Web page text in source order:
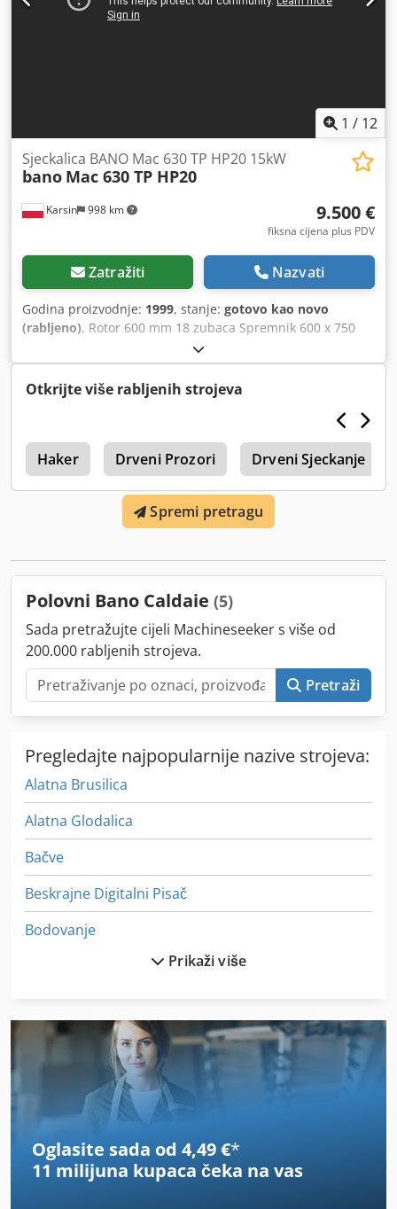
1 / 12
Karsin 998 km
Sjeckalica BANO Mac 630 TP HP20 15kW
bano Mac 630 TP HP20
9.500 €
fiksna cijena plus PDV
Zatražiti Nazvati
Godina proizvodnje: 1999, stanje: gotovo kao novo
(rabljeno), Rotor 600 mm 18 zubaca Spremnik 600 x 750
mm Motor 15kW Hidraulički tlak Dksdeh Nrcaepfx Agpjr
Otkrijte više rabljenih strojeva
Haker Drveni Prozori Drveni Sjeckanje
Spremi pretragu
Polovni Bano Caldaie (5)
Sada pretražujte cijeli Machineseeker s više od
200.000 rabljenih strojeva.
Pretraži
Pregledajte najpopularnije nazive strojeva:
Alatna Brusilica
Alatna Glodalica
Bačve
Beskrajne Digitalni Pisač
Bodovanje
Digitalni
Glava Glodalice
Glodalica
Glodalica Vertikalna
Prikaži više
Oglasite sada od 4,49 €*
11 milijuna kupaca čeka na vas